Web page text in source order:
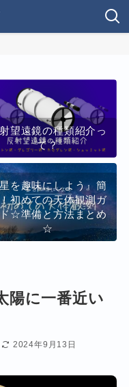
望遠鏡の種類紹介っ
て？
星を趣味にしよう』簡
初めての天体観測ガ
☆準備と方法まとめ
☆
陽に一番近い
2024年9月13日